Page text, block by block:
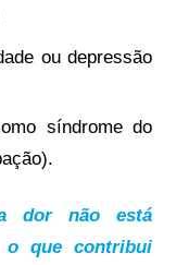
ou depressão
síndrome do
dor não está
o que contribui